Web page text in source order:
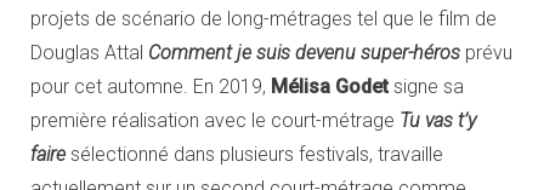
projets de scénario de long-métrages tel que le film de
Douglas Attal Comment je suis devenu super-héros prévu
pour cet automne. En 2019, Mélisa Godet signe sa
première réalisation avec le court-métrage Tu vas t’y
faire sélectionné dans plusieurs festivals, travaille